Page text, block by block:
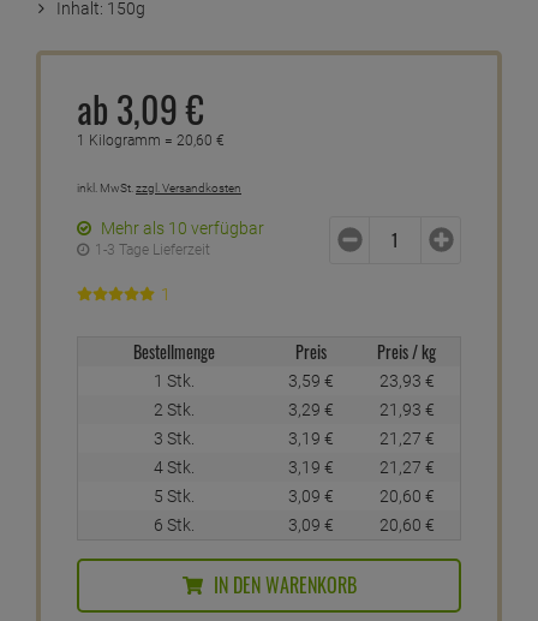
Inhalt: 150g
ab 3,09€
1 Kilogramm = 20,60 €
inkl. MwSt. zzgl. Versandkosten
Mehr als 10 verfügbar
1-3 Tage Lieferzeit
1
Bestellmenge Preis Preis / kg
1 Stk. 3, 59 € 23, 93 €
2 Stk.
3, 29 € 21, 93 €
3 Stk.
3, 19 € 21, 27 €
4 Stk.
3, 19 € 21, 27 €
5 Stk.
3, 09 € 20, 60 €
6 Stk.
3, 09 € 20, 60 €
IN DEN WARENKORB